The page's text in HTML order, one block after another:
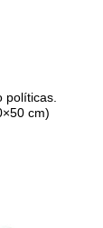
políticas.
cm)